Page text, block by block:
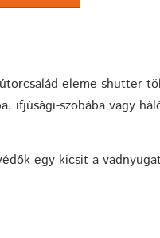
eleme shutter
ifjúsági-szobába vagy
egy kicsit a